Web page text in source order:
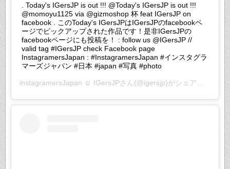
. Today's IGersJP is out !!! @Today's IGersJP is out !!!
@momoyu1125 via @gizmoshop 杯 feat IGersJP on
facebook . このToday's IGersJPはIGersJPのfacebookペ
ージでピックアップされた作品です！是非IGersJPの
facebookページにも投稿を！ : follow us @IGersJP //
valid tag #IGersJP check Facebook page
InstagramersJapan : #InstagramersJapan #インスタグラ
マーズジャパン #日本 #japan #写真 #photo
instagramersJapan ☺︎ IGersJPさん(@igersjp)がシェアした投稿 –